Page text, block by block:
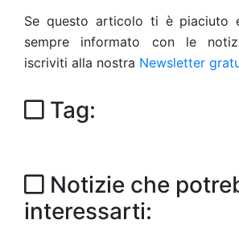
Se questo articolo ti è piaciuto
sempre informato con le
iscriviti alla nostra Newsletter
Tag:
Notizie che
interessarti: